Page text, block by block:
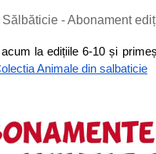
a Moda
- Abonament
la edițiile 6-10 și
Animale din salbaticie